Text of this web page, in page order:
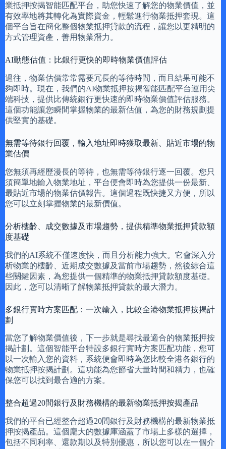
業抵押按揭智能匹配平台，助您快速了解您的物業價值，並
有效率地將其轉化為實際資金，輕鬆進行物業抵押套現。這
個平台旨在簡化整個物業抵押貸款的流程，讓您以更精明的
方式管理資產，善用物業潛力。
AI動態估值：比銀行更快的即時物業價值評估
過往，物業估價常常需要冗長的等待時間，而且結果可能不
夠即時。現在，我們的AI物業抵押按揭智能匹配平台運用尖
端科技，提供比傳統銀行更快速的即時物業價值評估服務。
這個功能讓您瞬間掌握物業的最新估值，為您的財務規劃提
供堅實的基礎。
無需等待銀行回覆，輸入地址即時獲取最新、貼近市場的物
業估價
您無須再經歷漫長的等待，也無需等待銀行逐一回覆。您只
須簡單地輸入物業地址，平台便會即時為您提供一份最新、
最貼近市場的物業估價報告。這個過程既快捷又方便，所以
您可以立刻掌握物業的最新價值。
分析樓齡、成交數據及市場趨勢，提供精準物業抵押貸款額
度基礎
我們的AI系統不僅速度快，而且分析能力強大。它會深入分
析物業的樓齡、近期成交數據及當前市場趨勢，然後綜合這
些關鍵因素，為您提供一個精準的物業抵押貸款額度基礎。
因此，您可以清晰了解物業抵押貸款的最大潛力。
多銀行實時方案匹配：一次輸入，比較全港物業抵押按揭計
劃
當您了解物業價值後，下一步就是尋找最適合的物業抵押按
揭計劃。這個智能平台特設多銀行實時方案匹配功能，您可
以一次輸入您的資料，系統便會即時為您比較全港各銀行的
物業抵押按揭計劃。這功能為您節省大量時間和精力，也確
保您可以找到最合適的方案。
整合超過20間銀行及財務機構的最新物業抵押按揭產品
我們的平台已經整合超過20間銀行及財務機構的最新物業抵
押按揭產品。這個龐大的數據庫涵蓋了市場上多樣的選擇，
包括不同利率、還款期以及特別優惠，所以您可以在一個介